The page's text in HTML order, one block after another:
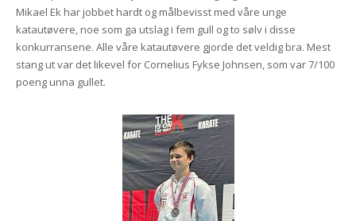
Mikael Ek har jobbet hardt og målbevisst med våre unge
katautøvere, noe som ga utslag i fem gull og to sølv i disse
konkurransene. Alle våre katautøvere gjorde det veldig bra. Mest
stang ut var det likevel for Cornelius Fykse Johnsen, som var 7/100
poeng unna gullet.